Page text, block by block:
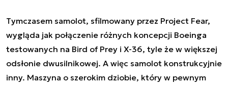
Tymczasem samolot, sfilmowany przez Project Fear,
wygląda jak połączenie różnych koncepcji Boeinga
testowanych na Bird of Prey i X-36, tyle że w większej
odsłonie dwusilnikowej. A więc samolot konstrukcyjnie
inny. Maszyna o szerokim dziobie, który w pewnym